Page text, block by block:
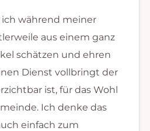
ich während meiner
aus einem ganz
schätzen und ehren
Dienst vollbringt der
ist, für das Wohl
Ich denke das
einfach zum